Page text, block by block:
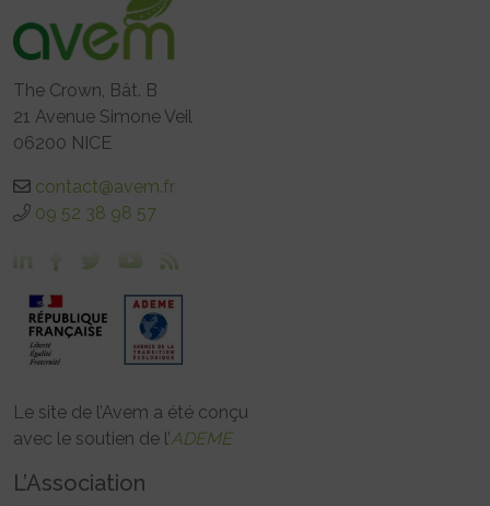
The Crown, Bât. B
21 Avenue Simone Veil
06200 NICE
contact@avem.fr
09 52 38 98 57
Le site de l’Avem a été conçu
avec le soutien de l’ADEME
L’Association